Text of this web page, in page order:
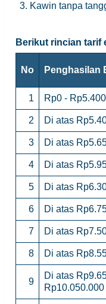
Kawin tanpa
Berikut rincian tarif
No Penghasilan
1 Rp0 -
2 Di atas
3 Di atas
4 Di atas
5 Di atas
6 Di atas
7 Di atas
8 Di atas
9
Di atas
Rp10.050.000